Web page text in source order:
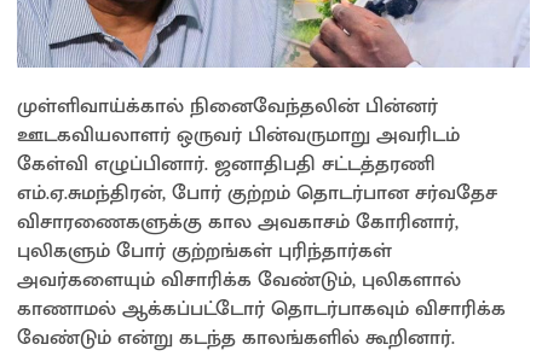
முள்ளிவாய்க்கால் நினைவேந்தலின் பின்னர்
ஊடகவியலாளர் ஒருவர் பின்வருமாறு அவரிடம்
கேள்வி எழுப்பினார். ஜனாதிபதி சட்டத்தரணி
எம்.ஏ.சுமந்திரன், போர் குற்றம் தொடர்பான சர்வதேச
விசாரணைகளுக்கு கால அவகாசம் கோரினார்,
புலிகளும் போர் குற்றங்கள் புரிந்தார்கள்
அவர்களையும் விசாரிக்க வேண்டும், புலிகளால்
காணாமல் ஆக்கப்பட்டோர் தொடர்பாகவும் விசாரிக்க
வேண்டும் என்று கடந்த காலங்களில் கூறினார்.